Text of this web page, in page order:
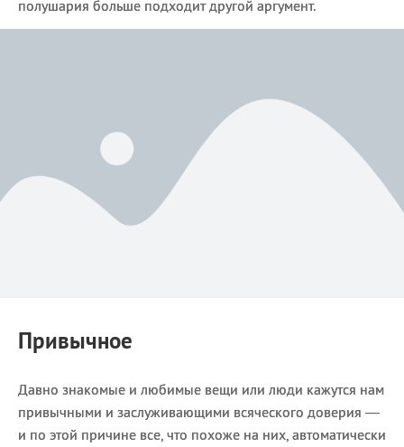
полушария больше подходит другой аргумент.
Привычное
Давно знакомые и любимые вещи или люди кажутся нам
привычными и заслуживающими всяческого доверия —
и по этой причине все, что похоже на них, автоматически